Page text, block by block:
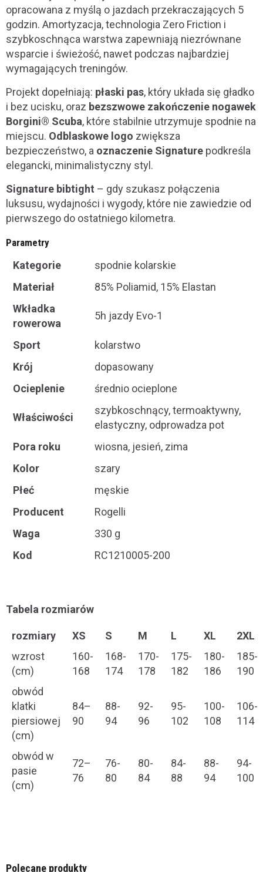
opracowana z myślą o jazdach przekraczających 5
godzin. Amortyzacja, technologia Zero Friction i
szybkoschnąca warstwa zapewniają niezrównane
wsparcie i świeżość, nawet podczas najbardziej
wymagających treningów.
Projekt dopełniają: płaski pas, który układa się gładko
i bez ucisku, oraz bezszwowe zakończenie nogawek
Borgini® Scuba, które stabilnie utrzymuje spodnie na
miejscu. Odblaskowe logo zwiększa
bezpieczeństwo, a oznaczenie Signature podkreśla
elegancki, minimalistyczny styl.
Signature bibtight – gdy szukasz połączenia
luksusu, wydajności i wygody, które nie zawiedzie od
pierwszego do ostatniego kilometra.
Parametry
Kategorie
spodnie kolarskie
Materiał
85% Poliamid, 15% Elastan
Wkładka
rowerowa
5h jazdy Evo-1
Sport
kolarstwo
Krój
dopasowany
Ocieplenie
średnio ocieplone
Właściwości
szybkoschnący, termoaktywny,
elastyczny, odprowadza pot
Pora roku
wiosna, jesień, zima
Kolor
szary
Płeć
męskie
Producent
Rogelli
Waga
330 g
Kod
RC1210005-200
Tabela rozmiarów
rozmiary XS S M L XL
2XL
wzrost
(cm)
160-
168
168-
174
170-
178
175-
182
180-
186
185-
190
obwód
klatki
piersiowej
(cm)
84–
90
88-
94
92-
96
95-
102
100-
108
106-
114
obwód w
pasie
(cm)
72–
76
76-
80
80-
84
84-
88
88-
94
94-
100
Polecane produkty